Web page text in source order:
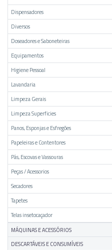
Dispensadores
Diversos
Doseadores e Saboneteiras
Equipamentos
Higiene Pessoal
Lavandaria
Limpeza Gerais
Limpeza Superficies
Panos, Esponjas e Esfregões
Papeleiras e Contentores
Pás, Escovas e Vassouras
Peças / Acessorios
Secadores
Tapetes
Telas insetocaçador
MÁQUINAS E ACESSÓRIOS
DESCARTÁVEIS E CONSUMÍVEIS